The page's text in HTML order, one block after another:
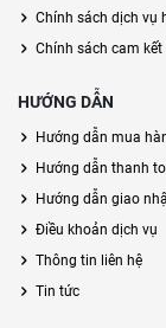
Chính sách dịch vụ
Chính sách cam
HƯỚNG DẪN
Hướng dẫn mua
Hướng dẫn thanh
Hướng dẫn giao
Điều khoản dịch vụ
Thông tin liên hệ
Tin tức